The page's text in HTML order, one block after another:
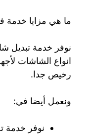
ما هي مزايا خدمة
نوفر خدمة تبديل
انواع الشاشات
رخيص جدا.
ونعمل أيضا في:
نوفر خدمة